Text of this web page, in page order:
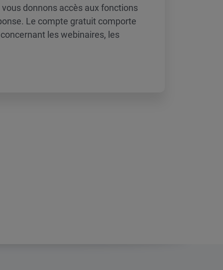
donnons accès aux fonctions
Le compte gratuit comporte
les webinaires, les